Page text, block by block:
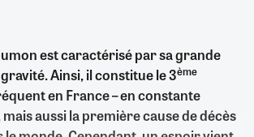
est caractérisé par sa grande
Ainsi, il constitue le 3ème
en France – en constante
aussi la première cause de décès